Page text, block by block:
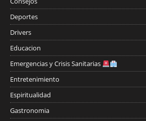
Deportes
Drivers
Educacion
Emergencias y Crisis Sanitarias
Entretenimiento
Espiritualidad
Gastronomia